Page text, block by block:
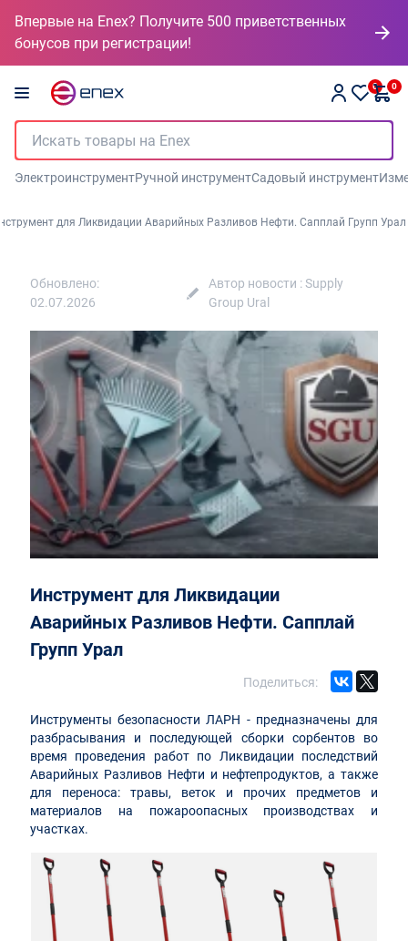
Впервые на Enex? Получите 500 приветственных
бонусов при регистрации!
0 0
ЭлектроинструментРучной инструментСадовый инструмент
для Ликвидации Аварийных Разливов Нефти. Сапплай Групп Урал
Обновлено:
02.07.2026
Автор новости :Supply
Group Ural
Инструмент для Ликвидации
Аварийных Разливов Нефти. Сапплай
Групп Урал
Поделиться:
Инструменты безопасности ЛАРН - предназначены для
разбрасывания и последующей сборки сорбентов во
время проведения работ по Ликвидации последствий
Аварийных Разливов Нефти и нефтепродуктов, а также
для переноса: травы, веток и прочих предметов и
материалов на пожароопасных производствах и
участках.